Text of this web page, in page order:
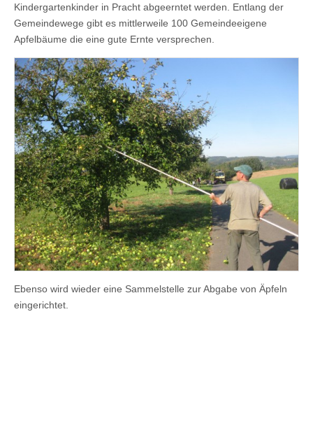
Kindergartenkinder in Pracht abgeerntet werden. Entlang der
Gemeindewege gibt es mittlerweile 100 Gemeindeeigene
Apfelbäume die eine gute Ernte versprechen.
Ebenso wird wieder eine Sammelstelle zur Abgabe von Äpfeln
eingerichtet.